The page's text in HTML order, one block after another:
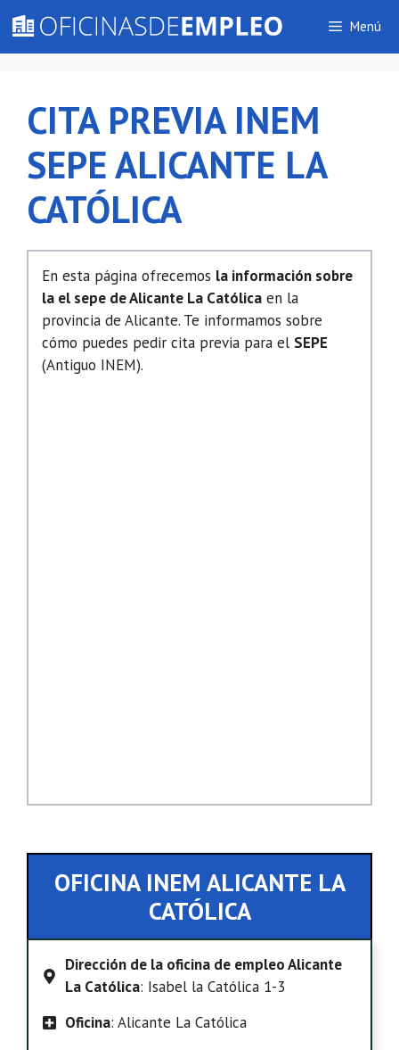
contenido
Menú
CITA PREVIA INEM
SEPE ALICANTE LA
CATÓLICA
En esta página ofrecemos la información sobre
la el sepe de Alicante La Católica en la
provincia de Alicante. Te informamos sobre
cómo puedes pedir cita previa para el SEPE
(Antiguo INEM).
OFICINA INEM ALICANTE LA
CATÓLICA
Dirección de la oficina de empleo Alicante
La Católica: Isabel la Católica 1-3
Oficina: Alicante La Católica